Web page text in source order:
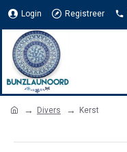
Login Registreer
Divers Kerst